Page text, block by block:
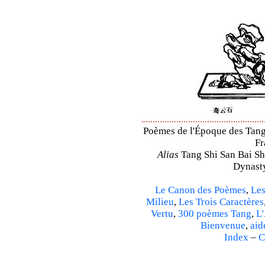
Poèmes de l'Époque des
Alias Tang Shi San Bai
Le Canon des Poèmes,
Milieu, Les Trois Caractères
Vertu, 300 poèmes Tang,
Bienvenue,
Index–